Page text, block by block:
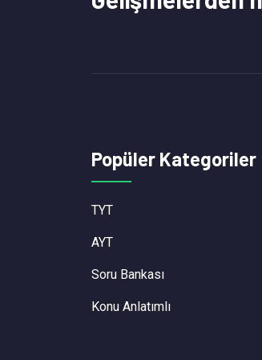
Popüler Kategoriler
TYT
AYT
Soru Bankası
Konu Anlatımlı